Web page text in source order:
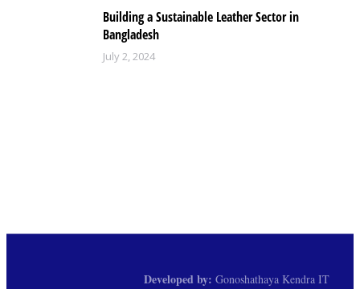
Building a Sustainable Leather Sector in
Bangladesh
July 2, 2024
Developed by: Gonoshathaya Kendra IT